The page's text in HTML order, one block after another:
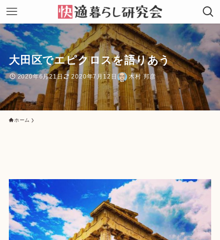
大田区でエピクロスを語りあう
2020年6月21日 2020年7月12日 木村 邦彦
ホーム